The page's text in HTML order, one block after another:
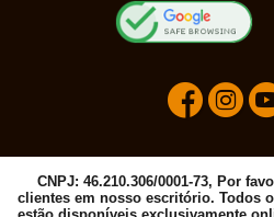
CNPJ: 46.210.306/0001-73, Por
clientes em nosso escritório. Todos